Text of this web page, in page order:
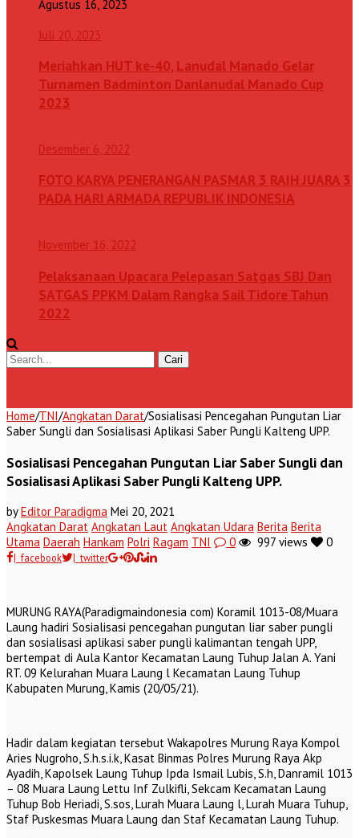
Agustus 16, 2023
Juli 20, 2023
Meriahkan HUT ke-40, Lanudal Manado Gelar
Turnamen Badminton Danlanudal Manado Cup
2023
Desember 6, 2022
FOTO KARYA PENERANGAN PASMAR 3 RAIH JUARA 3
PADA HARI ARMADA REPUBLIK INDONESIA
November 16, 2022
Pelaksanaan Upacara Pelepasan Satgas SBJ Dan
SATGAS PPKM Dalam Rangka Sail Tidore Tahun
2022
Home/TNI/Angkatan Darat/Sosialisasi Pencegahan Pungutan Liar
Saber Sungli dan Sosialisasi Aplikasi Saber Pungli Kalteng UPP.
Sosialisasi Pencegahan Pungutan Liar Saber Sungli dan
Sosialisasi Aplikasi Saber Pungli Kalteng UPP.
byEditor Paradigma Mei 20, 2021
Angkatan Darat Angkatan Laut Angkatan Udara Berita Berita
Utama Daerah Hankam Polri Ragam TNI 0 997 views 0
| facebook | twitter
MURUNG RAYA(Paradigmaindonesia com) Koramil 1013-08/Muara
Laung hadiri Sosialisasi pencegahan pungutan liar saber pungli
dan sosialisasi aplikasi saber pungli kalimantan tengah UPP,
bertempat di Aula Kantor Kecamatan Laung Tuhup Jalan A. Yani
RT. 09 Kelurahan Muara Laung l Kecamatan Laung Tuhup
Kabupaten Murung, Kamis (20/05/21).
Hadir dalam kegiatan tersebut Wakapolres Murung Raya Kompol
Aries Nugroho, S.h.s.i.k, Kasat Binmas Polres Murung Raya Akp
Ayadih, Kapolsek Laung Tuhup Ipda Ismail Lubis, S.h, Danramil 1013
– 08 Muara Laung Lettu Inf Zulkifli, Sekcam Kecamatan Laung
Tuhup Bob Heriadi, S.sos, Lurah Muara Laung l, Lurah Muara Tuhup,
Staf Puskesmas Muara Laung dan Staf Kecamatan Laung Tuhup.